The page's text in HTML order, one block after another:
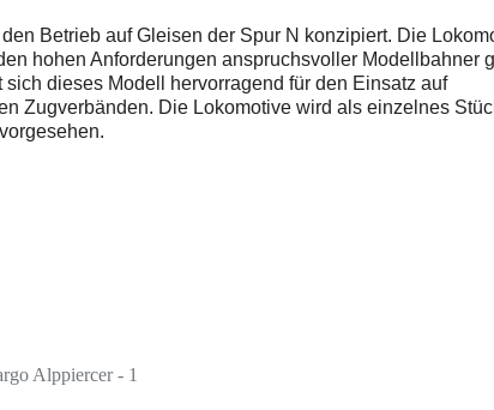
Betrieb auf Gleisen der Spur N konzipiert. Die
hohen Anforderungen anspruchsvoller Modellbahner
dieses Modell hervorragend für den Einsatz auf
Zugverbänden. Die Lokomotive wird als einzelnes